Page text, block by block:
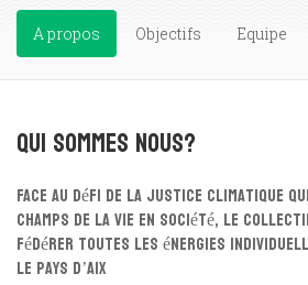
A propos Objectifs Equipe
Qui sommes nous?
Face au défi de la justice climatique
champs de la vie en société, le
fédérer toutes les énergies
le Pays d’Aix